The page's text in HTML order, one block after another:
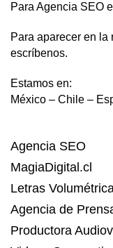
Para Agencia SEO
Para aparecer en la
escríbenos.
Estamos en:
México – Chile –
Agencia SEO
MagiaDigital.cl
Letras
Agencia de
Productora